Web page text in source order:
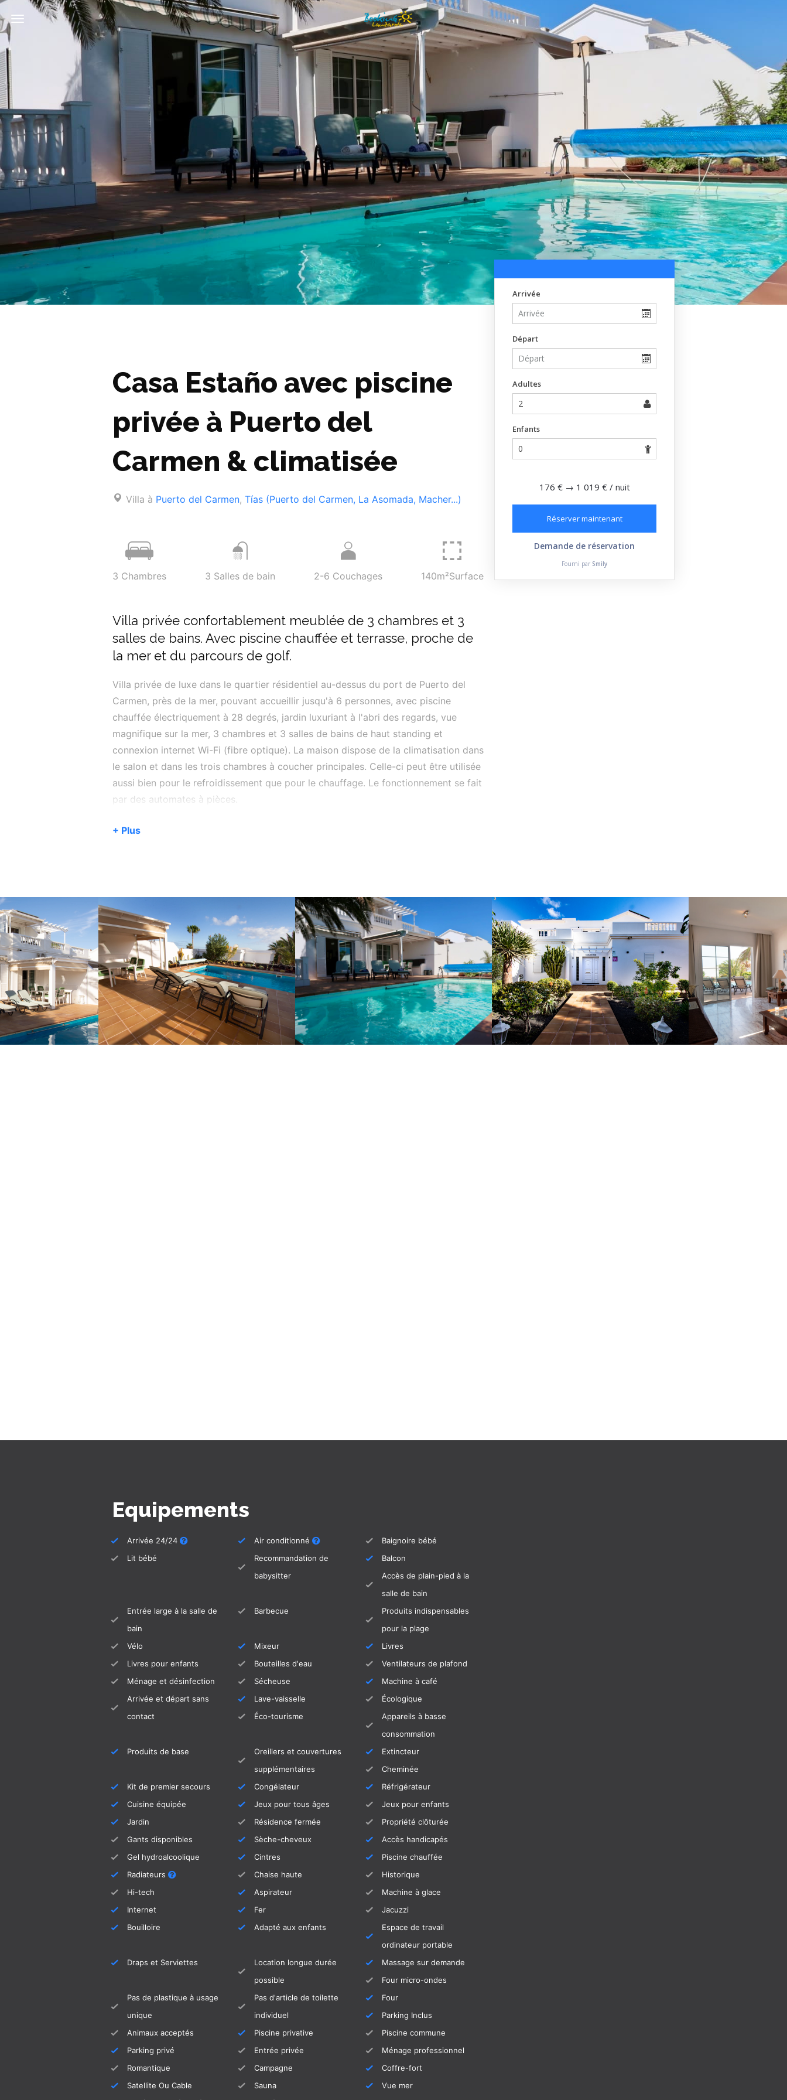
Afficher/Masquer
Arrivée
Départ
Adultes
Enfants
176 € → 1 019 € / nuit
Réserver maintenant
Demande de réservation
Fourni par Smily
Casa Estaño avec piscine
privée à Puerto del
Carmen & climatisée
Villa à Puerto del Carmen, Tías (Puerto del Carmen, La Asomada, Macher...)
3 Chambres 3 Salles de bain 2-6 Couchages 140m²Surface
Villa privée confortablement meublée de 3 chambres et 3
salles de bains. Avec piscine chauffée et terrasse, proche de
la mer et du parcours de golf.
Villa privée de luxe dans le quartier résidentiel au-dessus du port de Puerto del
Carmen, près de la mer, pouvant accueillir jusqu'à 6 personnes, avec piscine
chauffée électriquement à 28 degrés, jardin luxuriant à l'abri des regards, vue
magnifique sur la mer, 3 chambres et 3 salles de bains de haut standing et
connexion internet Wi-Fi (fibre optique). La maison dispose de la climatisation dans
le salon et dans les trois chambres à coucher principales. Celle-ci peut être utilisée
aussi bien pour le refroidissement que pour le chauffage. Le fonctionnement se fait
par des automates à pièces.
Des coussins de haute qualité sur les meubles de jardin, un grand nombre de
serviettes de bain et de piscine, une cuisine moderne et entièrement équipée
complètent votre séjour dans cette belle maison.
Des voiles de protection solaire à abaisser sont à votre disposition sur la terrasse
couverte et peuvent également servir de protection en cas de vent. En outre, il y a
aussi un store électrique pour plus d'ombre pour les chaises longues.
Il y a aussi une magnifique terrasse en bois sous le grand palmier près de la
piscine. Entouré de verdure, cet endroit ombragé est un véritable atout pour vos
vacances, surtout lorsqu'il fait chaud.
+ Plus
Equipements
Arrivée 24/24 Air conditionné
Baignoire bébé
Lit bébé
Recommandation de
babysitter
Balcon
Accès de plain-pied à la
salle de bain
Entrée large à la salle de
bain
Barbecue
Produits indispensables
pour la plage
Vélo
Mixeur
Livres
Livres pour enfants
Bouteilles d'eau
Ventilateurs de plafond
Ménage et désinfection
Sécheuse
Machine à café
Arrivée et départ sans
contact
Lave-vaisselle
Écologique
Éco-tourisme
Appareils à basse
consommation
Produits de base
Oreillers et couvertures
supplémentaires
Extincteur
Cheminée
Kit de premier secours
Congélateur
Réfrigérateur
Cuisine équipée
Jeux pour tous âges
Jeux pour enfants
Jardin
Résidence fermée
Propriété clôturée
Gants disponibles
Sèche-cheveux
Accès handicapés
Gel hydroalcoolique
Cintres
Piscine chauffée
Radiateurs
Chaise haute
Historique
Hi-tech
Aspirateur
Machine à glace
Internet
Fer
Jacuzzi
Bouilloire
Adapté aux enfants
Espace de travail
ordinateur portable
Draps et Serviettes
Location longue durée
possible
Massage sur demande
Four micro-ondes
Pas de plastique à usage
unique
Pas d'article de toilette
individuel
Four
Parking Inclus
Animaux acceptés
Piscine privative
Piscine commune
Parking privé
Entrée privée
Ménage professionnel
Romantique
Campagne
Coffre-fort
Satellite Ou Cable
Sauna
Vue mer